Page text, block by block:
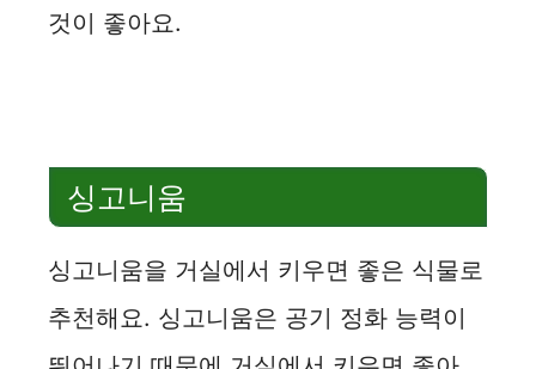
것이 좋아요.
싱고니움
싱고니움을 거실에서 키우면 좋은 식물로
추천해요. 싱고니움은 공기 정화 능력이